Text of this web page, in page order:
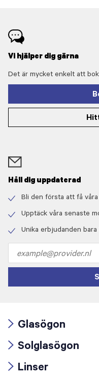
Vi hjälper dig gärna
Det är mycket enkelt att
Håll dig uppdaterad
icon
Bli den första att få
icon
Upptäck våra senaste
Unika erbjudanden bara
address
icon
Glasögon
icon
Solglasögon
Linser